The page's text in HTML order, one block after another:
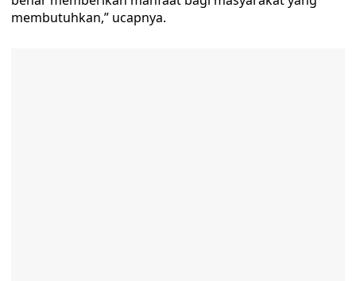
membutuhkan,” ucapnya.